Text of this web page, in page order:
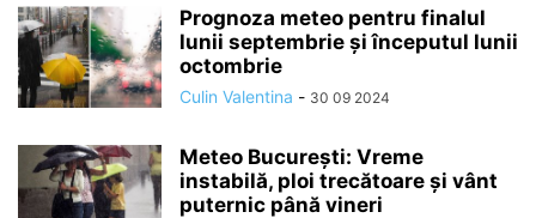
Prognoza meteo pentru finalul
lunii septembrie și începutul lunii
octombrie
Culin Valentina - 30 09 2024
Meteo București: Vreme
instabilă, ploi trecătoare și vânt
puternic până vineri